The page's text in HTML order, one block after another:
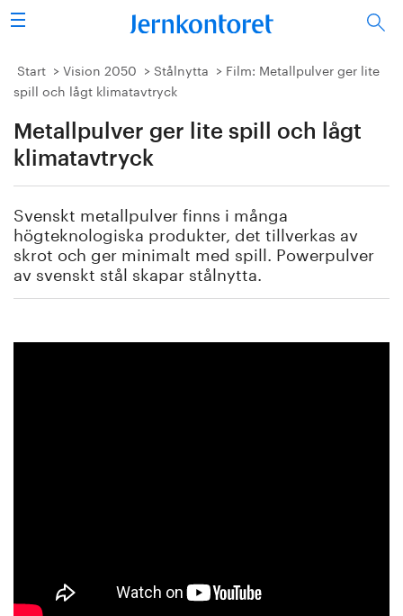
Sök
Stålindustrin
Forskning/utbildning
Energi/miljö
Vi tycker
Publicerat
Bildbank
Start Vision 2050 Stålnytta
Film: Metallpulver ger lite
spill och lågt klimatavtryck
Metallpulver ger lite spill och lågt
klimatavtryck
Svenskt metallpulver finns i många
högteknologiska produkter, det tillverkas av
skrot och ger minimalt med spill. Powerpulver
av svenskt stål skapar stålnytta.